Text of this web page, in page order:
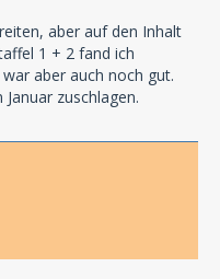
aber auf den Inhalt
1 + 2 fand ich
aber auch noch gut.
zuschlagen.